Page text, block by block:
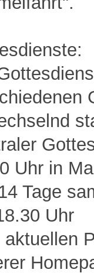
Uhr in
Tage
Uhr
aktuellen